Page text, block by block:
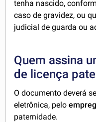
tenha nascido,
caso de gravidez, ou
judicial de guarda ou
Quem assina
de licença
O documento deverá
eletrônica, pelo
paternidade.